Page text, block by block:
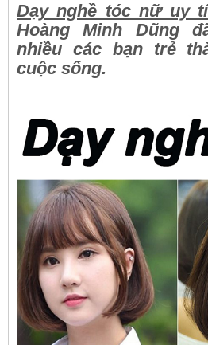
Dạy nghề tóc nữ uy
Hoàng Minh Dũng
nhiều các bạn trẻ
cuộc sống.